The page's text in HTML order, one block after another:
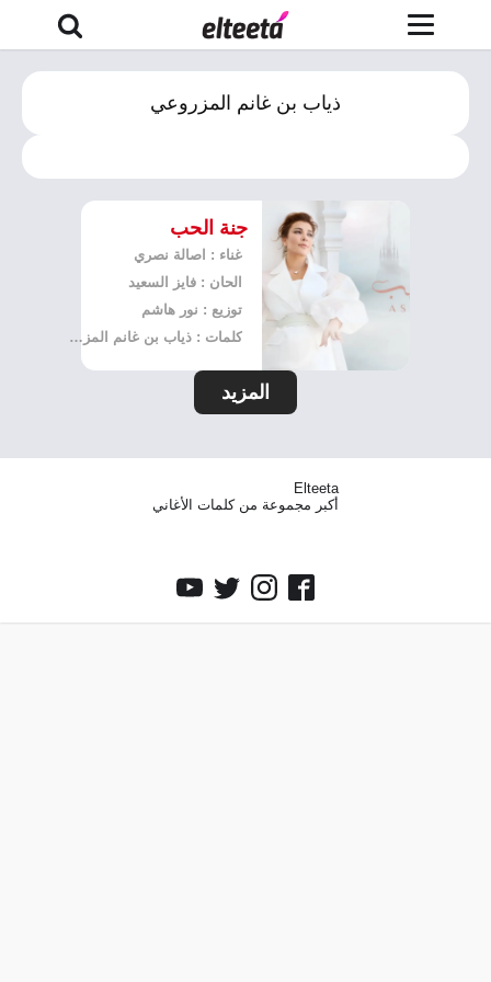
ذياب بن غانم المزروعي
جنة الحب
غناء : اصالة نصري
الحان : فايز السعيد
توزيع : نور هاشم
كلمات : ذياب بن غانم المزروعي
المزيد
Elteeta
أكبر مجموعة من كلمات الأغاني